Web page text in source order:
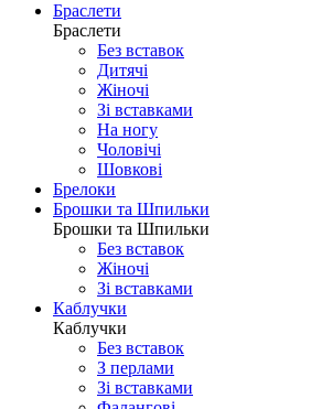
Браслети
Браслети
Без вставок
Дитячі
Жіночі
Зі вставками
На ногу
Чоловічі
Шовковi
Брелоки
Брошки та Шпильки
Брошки та Шпильки
Без вставок
Жіночі
Зі вставками
Каблучки
Каблучки
Без вставок
З перлами
Зі вставками